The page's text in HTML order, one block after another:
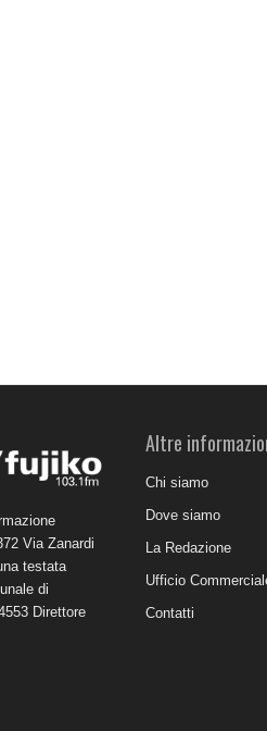
Via Zanardi
testata
di
Direttore
Altre
Chi siamo
Dove siamo
La Redazione
Ufficio
Contatti